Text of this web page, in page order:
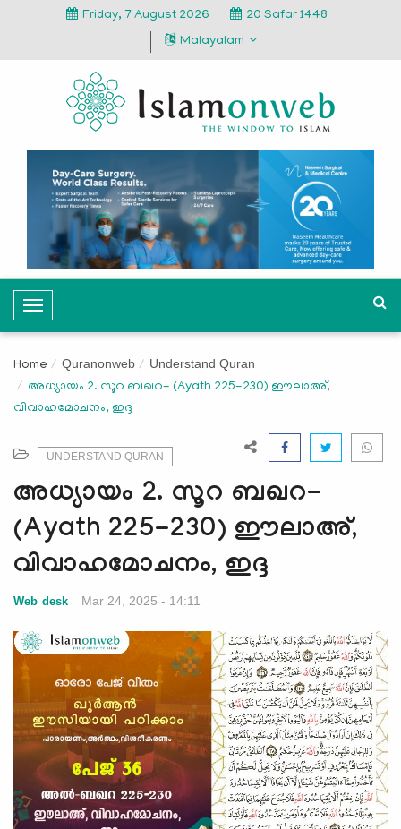
Friday, 7 August 2026
20 Safar 1448
Malayalam
T
o
g
l
e
v
i
g
t
o
n
Home Quranonweb Understand Quran
അധ്യായം 2. സൂറ ബഖറ- (Ayath 225-230) ഈലാഅ്,
വിവാഹമോചനം, ഇദ്ദ
UNDERSTAND QURAN
അധ്യായം 2. സൂറ ബഖറ-
(Ayath 225-230) ഈലാഅ്,
വിവാഹമോചനം, ഇദ്ദ
Web desk Mar 24, 2025 - 14:11